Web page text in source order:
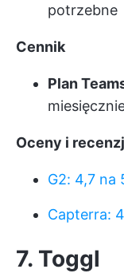
potrzebne
Cennik
Plan
Oceny i
G2: 4,7 na
Capterra:
7. Toggl